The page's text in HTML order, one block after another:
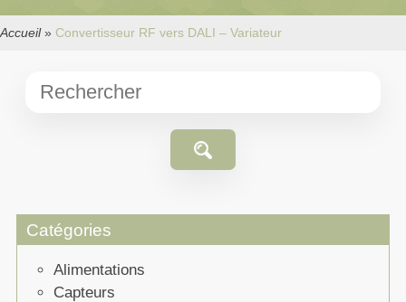
Accueil» Convertisseur RF vers DALI – Variateur
Catégories
Alimentations
Capteurs